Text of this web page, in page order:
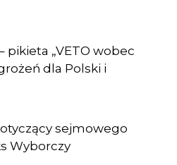
pikieta „VETO wobec
dla Polski i
sejmowego
Wyborczy